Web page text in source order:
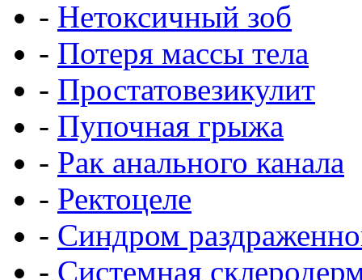
- Нетоксичный зоб
- Потеря массы тела
- Простатовезикулит
- Пупочная грыжа
- Рак анального канала
- Ректоцеле
- Синдром
- Системная